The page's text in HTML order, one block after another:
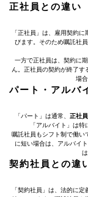
正社員との違い
「正社員」は、雇用契約に
びます。そのため嘱託社
一方で正社員は、契約に
ん。正社員の契約が終了す
場
パート・アルバ
「パート」は通常、 正社
「アルバイト」は
嘱託社員もシフト制で働い
に短い場合は、アルバイ
契約社員との違
「契約社員」は、法的に定